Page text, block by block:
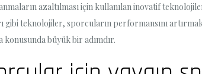
azaltılması için kullanılan inovatif
gibi teknolojiler, sporcuların performansını
konusunda büyük bir adımdır.